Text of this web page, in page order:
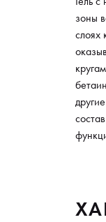
зоны
слоях